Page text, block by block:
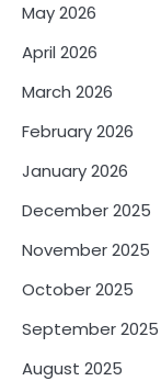
May 2026
April 2026
March 2026
February 2026
January 2026
December 2025
November 2025
October 2025
September 2025
August 2025